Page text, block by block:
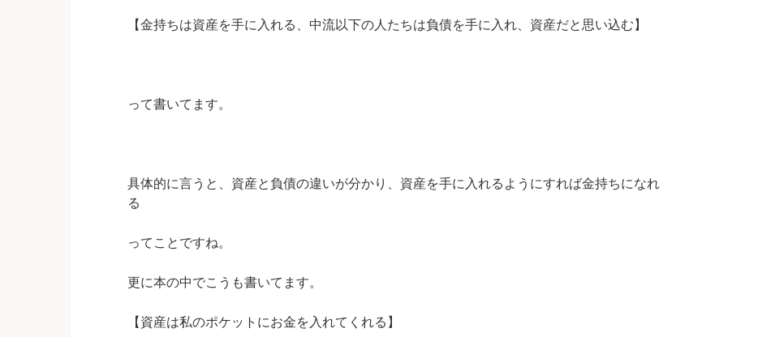
【金持ちは資産を手に入れる、中流以下の人たちは負債を手に入れ、資産だと思い込む】
って書いてます。
具体的に言うと、資産と負債の違いが分かり、資産を手に入れるようにすれば金持ちになれ
る
ってことですね。
更に本の中でこうも書いてます。
【資産は私のポケットにお金を入れてくれる】